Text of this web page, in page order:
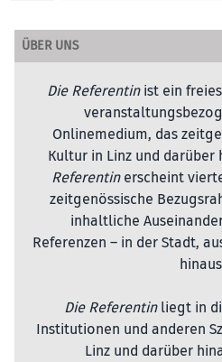
ÜBER UNS
Die Referentinist ein
Onlinemedium, das
Kultur in Linz und darüber
Referentinerscheint
zeitgenössische
inhaltliche
Referenzen – in der Stadt,
Die Referentinliegt in
Institutionen und anderen
Linz und darüber